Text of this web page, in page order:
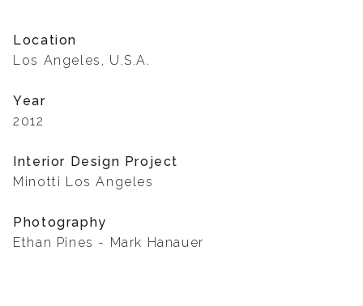
Location
Los Angeles, U.S.A.
Year
2012
Interior Design Project
Minotti Los Angeles
Photography
Ethan Pines - Mark Hanauer